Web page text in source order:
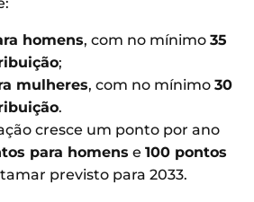
homens, com no mínimo 35
;
mulheres, com no mínimo 30
.
cresce um ponto por ano
para homens e 100 pontos
previsto para 2033.